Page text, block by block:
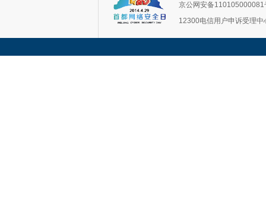
京公网安备110105000081
12300电信用户申诉受理中